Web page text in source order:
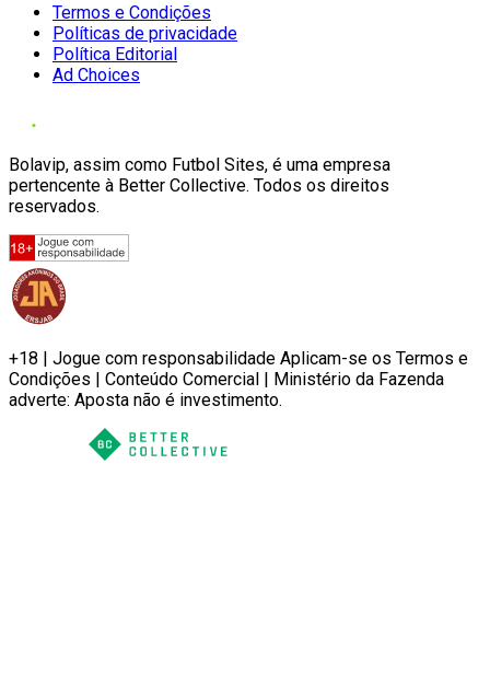
Termos e Condições
Políticas de privacidade
Política Editorial
Ad Choices
Bolavip, assim como Futbol Sites, é uma empresa
pertencente à Better Collective. Todos os direitos
reservados.
+18 | Jogue com responsabilidade Aplicam-se os Termos e
Condições | Conteúdo Comercial | Ministério da Fazenda
adverte: Aposta não é investimento.